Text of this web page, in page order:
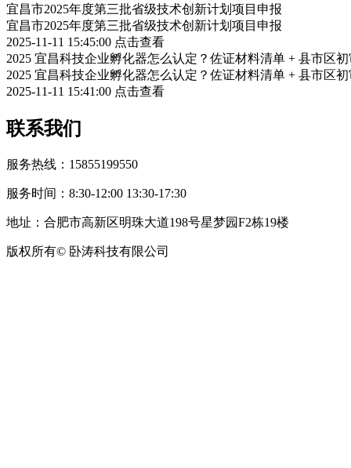
宜昌市2025年度第三批省级技术创新计划项目申报
宜昌市2025年度第三批省级技术创新计划项目申报
2025-11-11 15:45:00 点击查看
2025 宜昌科技企业孵化器怎么认定？佐证材料清单 + 县市区
2025 宜昌科技企业孵化器怎么认定？佐证材料清单 + 县市区
2025-11-11 15:41:00 点击查看
联系我们
服务热线：15855199550
服务时间：8:30-12:00 13:30-17:30
地址：合肥市高新区明珠大道198号星梦园F2栋19楼
版权所有© 卧涛科技有限公司